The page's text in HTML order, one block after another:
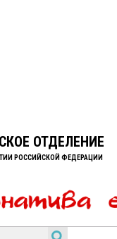
ОТДЕЛЕНИЕ
РОССИЙСКОЙ ФЕДЕРАЦИИ